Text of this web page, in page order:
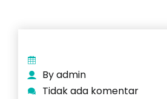
By admin
Tidak ada komentar